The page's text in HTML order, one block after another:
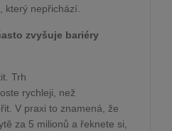
který nepřichází.
zvyšuje bariéry
Trh
rychleji, než
V praxi to znamená, že
za 5 milionů a řeknete si,